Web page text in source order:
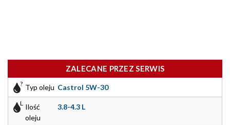
ZALECANE PRZEZ SERWIS
Typ oleju Castrol 5W-30
Ilość
oleju
3.8-4.3 L